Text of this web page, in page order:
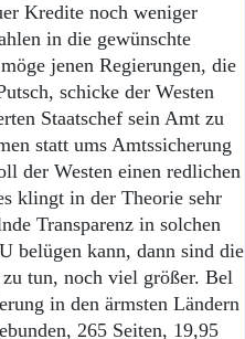
Kredite noch weniger
in die gewünschte
jenen Regierungen, die
schicke der Westen
Staatschef sein Amt zu
statt ums Amtssicherung
der Westen einen redlichen
klingt in der Theorie sehr
Transparenz in solchen
belügen kann, dann sind die
tun, noch viel größer. Bel
in den ärmsten Ländern
265 Seiten, 19,95